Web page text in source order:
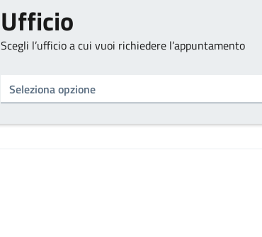
Ufficio
Scegli l’ufficio a cui vuoi richiedere l’appuntamento